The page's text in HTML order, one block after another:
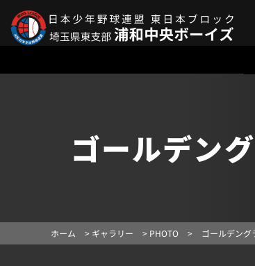
ゴールデン
ホーム > ギャラリー > PHOTO > ゴールデング